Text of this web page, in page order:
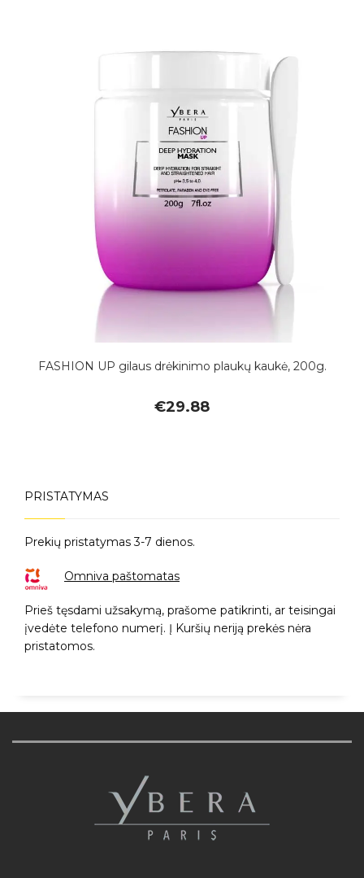
FASHION UP gilaus drėkinimo plaukų kaukė, 200g.
€29.88
PRISTATYMAS
Prekių pristatymas 3-7 dienos.
Omniva paštomatas
Prieš tęsdami užsakymą, prašome patikrinti, ar teisingai
įvedėte telefono numerį. Į Kuršių neriją prekės nėra
pristatomos.